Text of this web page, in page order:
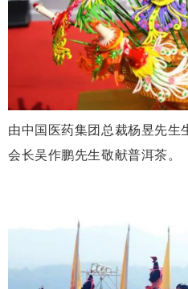
由中国医药集团总裁杨昱先生
会长吴作鹏先生敬献普洱茶。